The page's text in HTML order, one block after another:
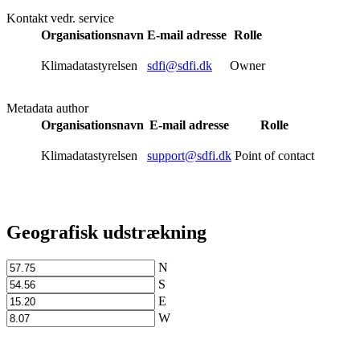
Kontakt vedr. service
Organisationsnavn E-mail adresse Rolle
Klimadatastyrelsen sdfi@sdfi.dk Owner
Metadata author
Organisationsnavn E-mail adresse Rolle
Klimadatastyrelsen support@sdfi.dk Point of contact
Geografisk udstrækning
N
S
E
W